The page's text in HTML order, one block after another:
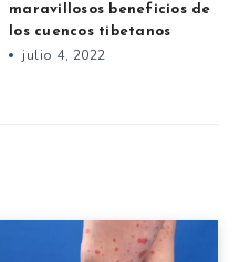
maravillosos beneficios de
los cuencos tibetanos
julio 4, 2022